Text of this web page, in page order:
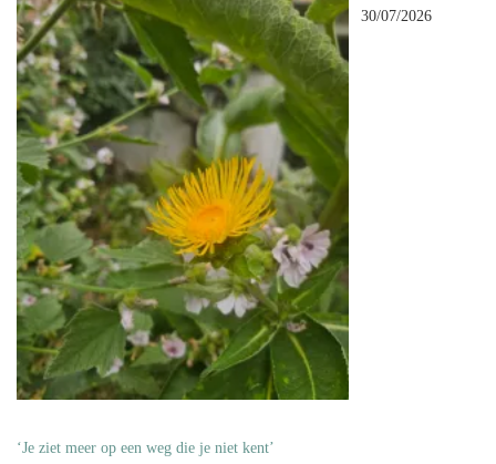
30/07/2026
‘Je ziet meer op een weg die je niet kent’